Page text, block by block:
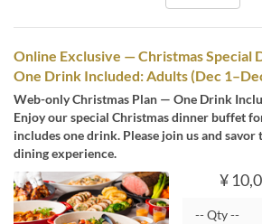
Online Exclusive — Christmas Special
One Drink Included: Adults (Dec
Web-only Christmas Plan — One Drink
Enjoy our special Christmas dinner buffet
includes one drink. Please join us and
dining experience.
¥